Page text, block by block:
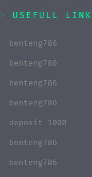
USEFULL
benteng786
benteng786
benteng786
benteng786
deposit 1000
benteng786
benteng786